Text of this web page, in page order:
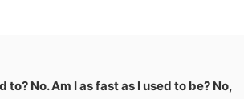
No. Am I as fast as I used to be? No,